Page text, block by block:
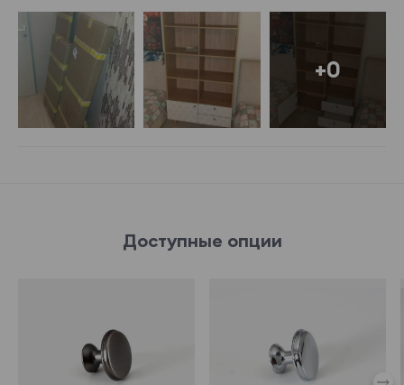
+0
Доступные опции